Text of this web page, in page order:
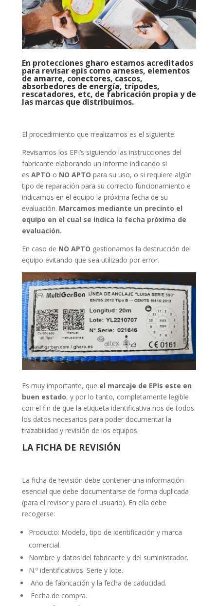
En protecciones gharo estamos acreditados
para revisar epis como arneses, elementos
de amarre, conectores, cascos,
absorbedores de energía, trípodes,
rescatadores, etc, de fabricación propia y de
las marcas que distribuimos.
El procedimiento que rrealizamos es el siguiente:
Revisamos los EPI’s siguiendo las instrucciones del
fabricante elaborando un informe indicando si
es APTO o NO APTO para su uso, o si requiere algún
tipo de reparación para su correcto funcionamiento e
indicamos en el equipo la próxima fecha de su
evaluación. Marcamos mediante un precinto el
equipo en el cual se indica la fecha próxima de
evaluación.
En caso de NO APTO gestionamos la destrucción del
equipo evitando que sea utilizado por error.
Es muy importante, que el marcaje de EPIs este en
buen estado, y por lo tanto, completamente legible
con el fin de que la etiqueta identificativa nos de todos
los datos necesarios para poder documentar la
trazabilidad y revisión de los equipos.
LA FICHA DE REVISIÓN
La ficha de revisión debe contener una información
esencial que debe documentarse de forma duplicada
(para el revisor y para el usuario). En ella debe
recogerse:
Producto: Modelo, tipo de identificación y marca
comercial.
Nombre y datos del fabricante y del suministrador.
N.º identificativos: Serie y lote.
Año de fabricación y la fecha de caducidad.
Fecha de compra.